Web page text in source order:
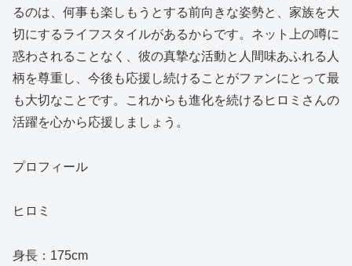
るのは、何事も楽しもうとする前向きな姿勢と、家族を大
切にするライフスタイルがあるからです。ネット上の噂に
惑わされることなく、彼の真摯な活動と人間味あふれる人
柄を尊重し、今後も応援し続けることがファンにとって最
も大切なことです。これからも進化を続けるヒロミさんの
活躍を心から応援しましょう。
プロフィール
ヒロミ
身長：175cm